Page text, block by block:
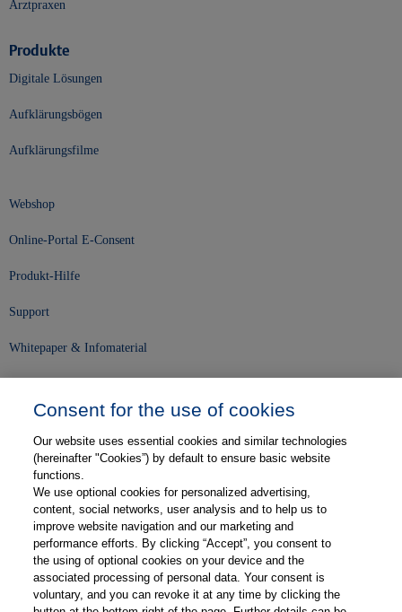
Arztpraxen
Produkte
Digitale Lösungen
Aufklärungsbögen
Aufklärungsfilme
Webshop
Online-Portal E-Consent
Produkt-Hilfe
Support
Whitepaper & Infomaterial
Karriere
Kontakt
Web-Semniare
Anwenderberichte
Partner
Consent for the use of cookies
Our website uses essential cookies and similar technologies
(hereinafter "Cookies”) by default to ensure basic website
functions.
We use optional cookies for personalized advertising,
content, social networks, user analysis and to help us to
improve website navigation and our marketing and
performance efforts. By clicking “Accept”, you consent to
the using of optional cookies on your device and the
associated processing of personal data. Your consent is
voluntary, and you can revoke it at any time by clicking the